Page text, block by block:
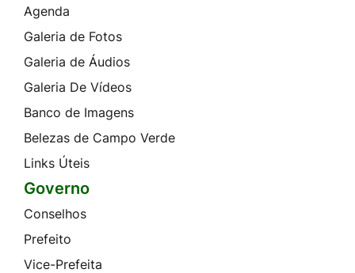
Agenda
Galeria de Fotos
Galeria de Áudios
Galeria De Vídeos
Banco de Imagens
Belezas de Campo Verde
Links Úteis
Governo
Conselhos
Prefeito
Vice-Prefeita